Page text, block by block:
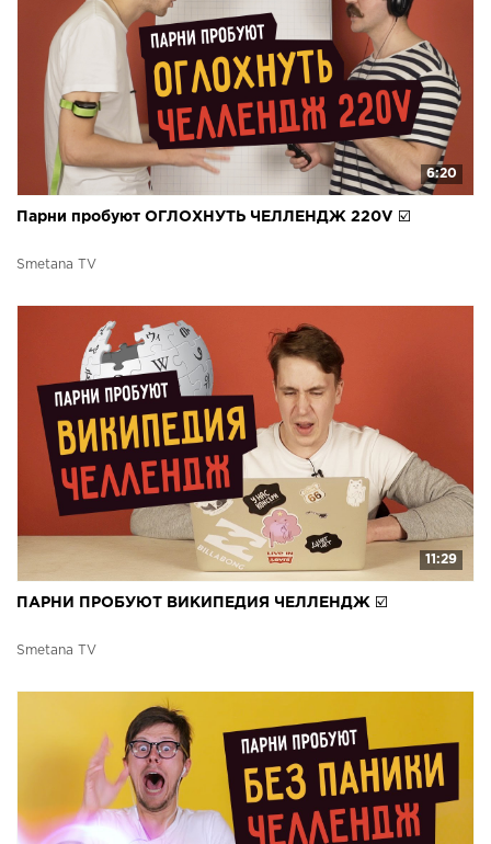
6:20
Парни пробуют ОГЛОХНУТЬ ЧЕЛЛЕНДЖ 220V ☑️
Smetana TV
11:29
ПАРНИ ПРОБУЮТ ВИКИПЕДИЯ ЧЕЛЛЕНДЖ ☑️
Smetana TV